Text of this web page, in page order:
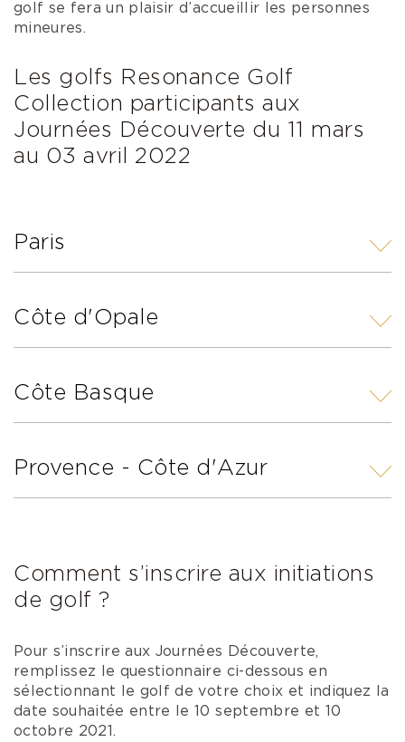
golf se fera un plaisir d’accueillir les personnes
mineures.
Les golfs Resonance Golf
Collection participants aux
Journées Découverte du 11 mars
au 03 avril 2022
Paris
Golf des Yvelines
Côte d'Opale
Le Touquet Golf Resort
Golfs d’Hardelot
Côte Basque
Golf de Seignosse
Provence - Côte d'Azur
Golf de Servanes
Golf Sainte Baume
Golf d’Opio Valbonne
Comment s’inscrire aux initiations
de golf ?
Pour s’inscrire aux Journées Découverte,
remplissez le questionnaire ci-dessous en
sélectionnant le golf de votre choix et indiquez la
date souhaitée entre le 10 septembre et 10
octobre 2021.